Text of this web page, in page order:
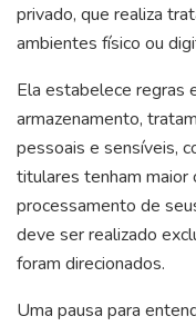
privado, que realiza
ambientes físico ou
Ela estabelece regras
armazenamento,
pessoais e sensíveis,
titulares tenham
processamento de
deve ser realizado
foram direcionados.
Uma pausa para